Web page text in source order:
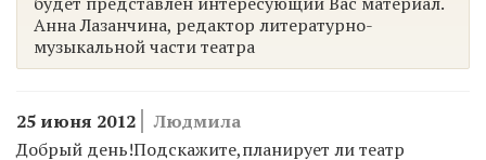
Анна Лазанчина, редактор литературно-
музыкальной части театра
25 июня 2012
Людмила
Добрый день!Подскажите,планирует ли театр